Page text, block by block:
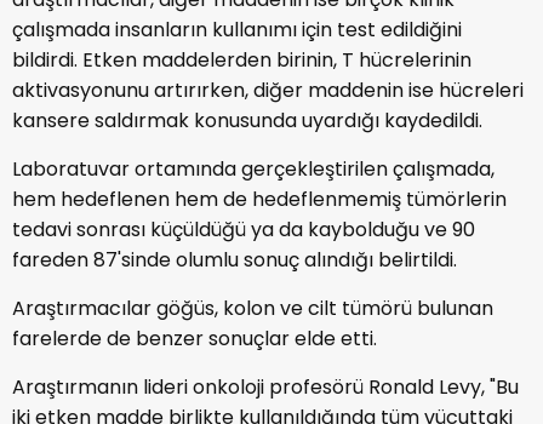
çalışmada insanların kullanımı için test edildiğini
bildirdi. Etken maddelerden birinin, T hücrelerinin
aktivasyonunu artırırken, diğer maddenin ise hücreleri
kansere saldırmak konusunda uyardığı kaydedildi.
Laboratuvar ortamında gerçekleştirilen çalışmada,
hem hedeflenen hem de hedeflenmemiş tümörlerin
tedavi sonrası küçüldüğü ya da kaybolduğu ve 90
fareden 87'sinde olumlu sonuç alındığı belirtildi.
Araştırmacılar göğüs, kolon ve cilt tümörü bulunan
farelerde de benzer sonuçlar elde etti.
Araştırmanın lideri onkoloji profesörü Ronald Levy, "Bu
iki etken madde birlikte kullanıldığında tüm vücuttaki